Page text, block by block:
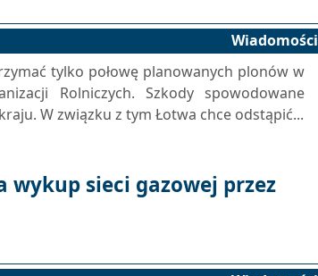
Wiadomości
tylko połowę planowanych plonów w
Rolniczych. Szkody spowodowane
W związku z tym Łotwa chce odstąpić...
wykup sieci gazowej przez